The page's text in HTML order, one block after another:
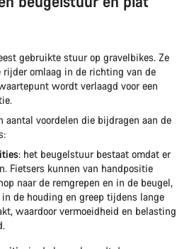
gebruikte stuur op gravelbikes. Ze
rijder omlaag in de richting van de
wordt verlaagd voor een
aantal voordelen die bijdragen aan de
: het beugelstuur bestaat omdat er
Fietsers kunnen van handpositie
naar de remgrepen en in de beugel,
de houding en greep tijdens lange
waardoor vermoeidheid en belasting